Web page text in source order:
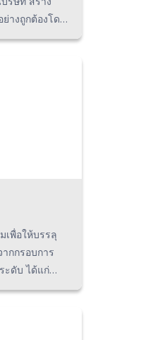
างถูกต้องโดย
นจริง)
เพื่อให้บรรลุ
กกรอบการ
ะดับ ได้แก่
กลยุทธ์”, "การ